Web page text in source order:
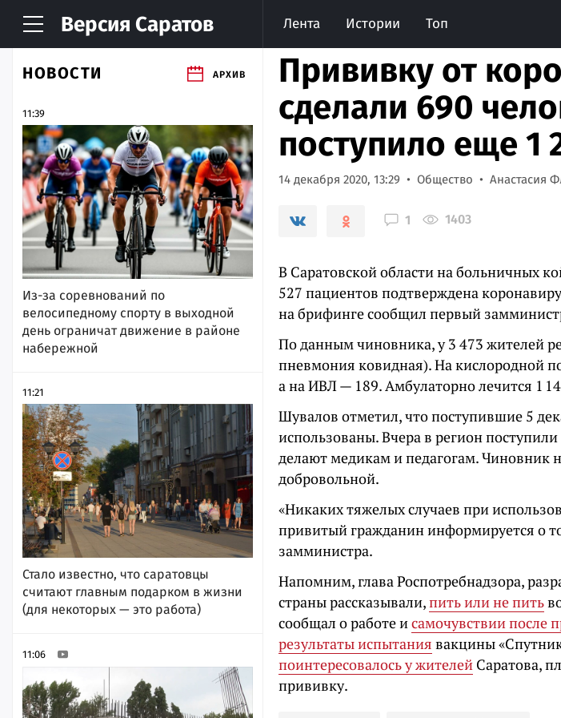
Версия Саратов Лента Истории Топ
НОВОСТИ АРХИВ
11:39
Из-за соревнований по
велосипедному спорту в выходной
день ограничат движение в районе
набережной
11:21
Стало известно, что саратовцы
считают главным подарком в жизни
(для некоторых — это работа)
11:06
Прививку от
сделали 690
поступило еще 1
14 декабря 2020, 13:29 Общество Анастасия
1 1403
В Саратовской области на больничных
527 пациентов подтверждена
на брифинге сообщил первый
По данным чиновника, у 3 473 жителей
пневмония ковидная). На кислородной
а на ИВЛ — 189. Амбулаторно лечится 1
Шувалов отметил, что поступившие 5
использованы. Вчера в регион
делают медикам и педагогам. Чиновник
добровольной.
«Никаких тяжелых случаев при
привитый гражданин информируется о
замминистра.
Напомним, глава Роспотребнадзора,
страны рассказывали,пить или не пить
сообщал о работе исамочувствии после
результаты испытания вакцины
поинтересовалось у жителей Саратова,
прививку.